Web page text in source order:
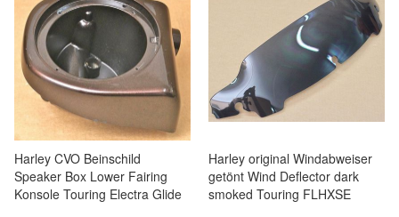
Harley CVO Beinschild
Speaker Box Lower Fairing
Konsole Touring Electra Glide
Harley original Windabweiser
getönt Wind Deflector dark
smoked Touring FLHXSE